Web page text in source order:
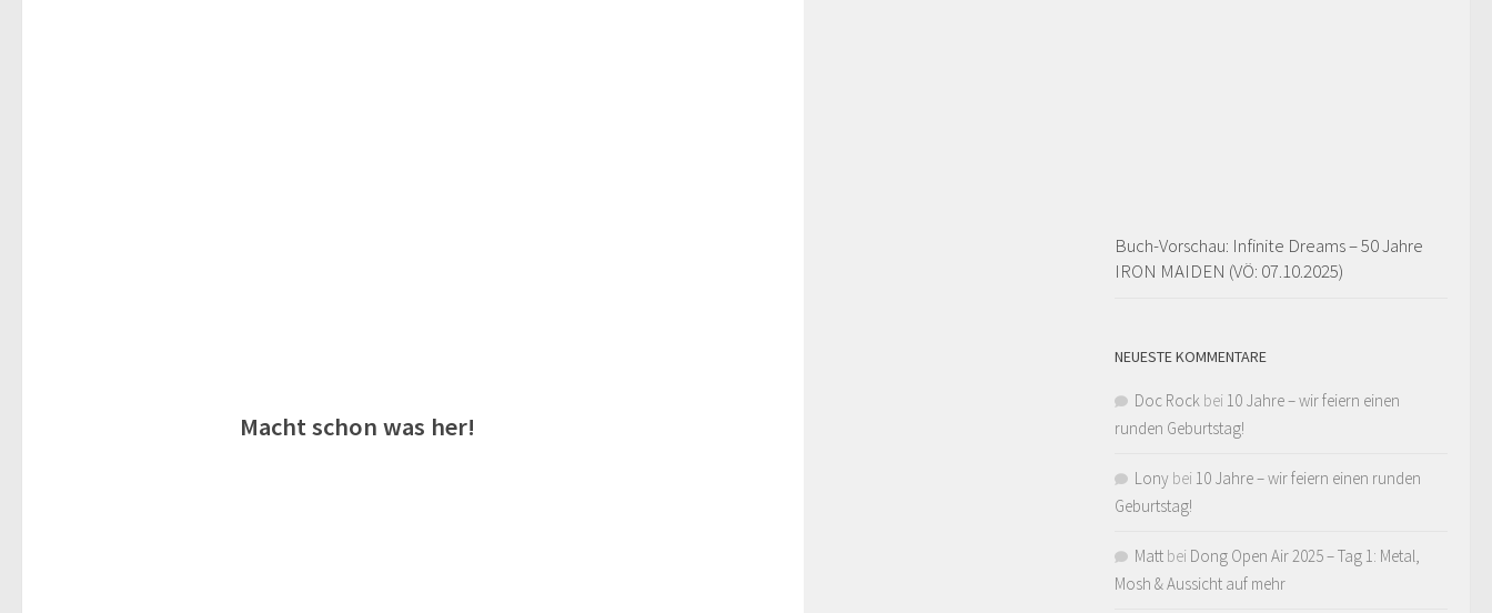
Macht schon was her!
Buch-Vorschau: Infinite Dreams – 50 Jahre
IRON MAIDEN (VÖ: 07.10.2025)
NEUESTE KOMMENTARE
Doc Rock bei 10 Jahre – wir feiern einen
runden Geburtstag!
Lony bei 10 Jahre – wir feiern einen runden
Geburtstag!
Matt bei Dong Open Air 2025 – Tag 1: Metal,
Mosh & Aussicht auf mehr